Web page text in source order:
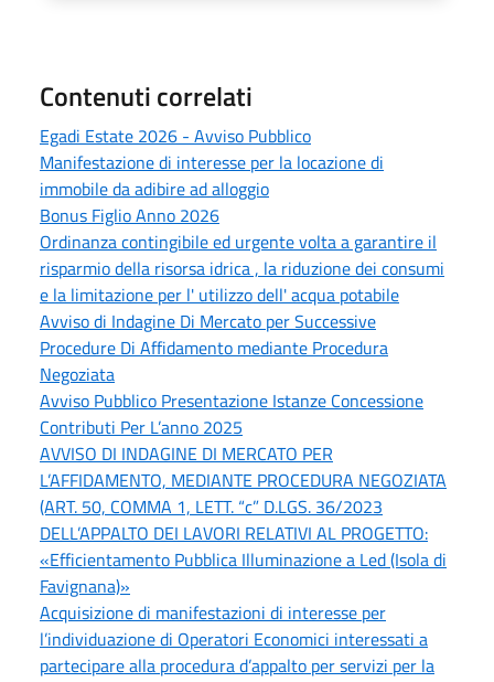
Contenuti correlati
Egadi Estate 2026 - Avviso Pubblico
Manifestazione di interesse per la locazione di
immobile da adibire ad alloggio
Bonus Figlio Anno 2026
Ordinanza contingibile ed urgente volta a garantire il
risparmio della risorsa idrica , la riduzione dei consumi
e la limitazione per l' utilizzo dell' acqua potabile
Avviso di Indagine Di Mercato per Successive
Procedure Di Affidamento mediante Procedura
Negoziata
Avviso Pubblico Presentazione Istanze Concessione
Contributi Per L’anno 2025
AVVISO DI INDAGINE DI MERCATO PER
L’AFFIDAMENTO, MEDIANTE PROCEDURA NEGOZIATA
(ART. 50, COMMA 1, LETT. “c” D.LGS. 36/2023
DELL’APPALTO DEI LAVORI RELATIVI AL PROGETTO:
«Efficientamento Pubblica Illuminazione a Led (Isola di
Favignana)»
Acquisizione di manifestazioni di interesse per
l’individuazione di Operatori Economici interessati a
partecipare alla procedura d’appalto per servizi per la